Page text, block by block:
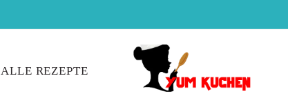
ALLE REZEPTE